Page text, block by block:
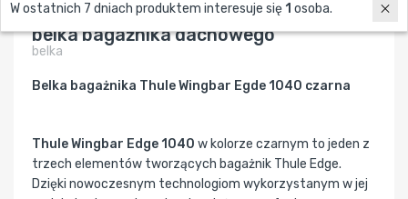
Thule 72152 Wingbar Edge 1040 black
belka bagażnika dachowego
belka
Belka bagażnika Thule Wingbar Egde 1040 czarna
Thule Wingbar Edge 1040 w kolorze czarnym to jeden z
trzech elementów tworzących bagażnik Thule Edge.
Dzięki nowoczesnym technologiom wykorzystanym w jej
W ostatnich 7 dniach produktem interesuje się 1 osoba.